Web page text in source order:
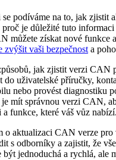
podíváme na to, jak zjistit
je důležité tuto informaci
můžete získat nové funkce
zvýšit vaši bezpečnost a
jak zjistit⁢ verzi CAN
do uživatelské příručky,⁢
nebo⁤ provést diagnostiku
mít správnou verzi⁣ CAN,
a funkce, ⁤které váš vůz nabízí.
o aktualizaci CAN verze pro
s‍ odborníky a zajistit, že
být jednoduchá a rychlá,​ ale